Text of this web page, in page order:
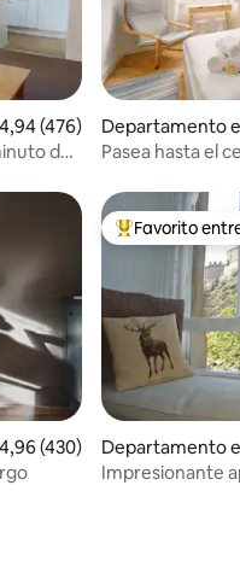
promedio: 4,94 de
4,94 (476)
del
Departamento
residencial en
Pasea hasta el
destacados
promedio: 4,96
4,96 (430)
Favorito entre
Favorito
Departamento
residencial en
Impresionante